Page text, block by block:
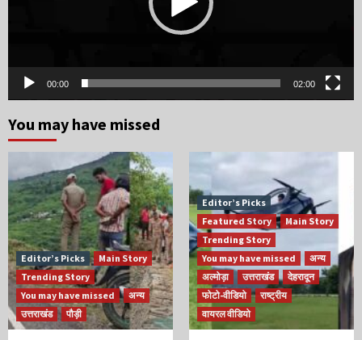
00:00 02:00
You may have missed
Editor’s Picks
Main Story
Trending Story
You may have missed
अन्य
उत्तराखंड
पौड़ी
Editor’s Picks
Featured Story
Main Story
Trending Story
You may have missed
अन्य
अल्मोड़ा
उत्तराखंड
देहरादून
फोटो-वीडियो
राष्ट्रीय
वायरल वीडियो